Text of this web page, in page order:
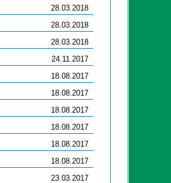
28.03.2018
28.03.2018
28.03.2018
24.11.2017
18.08.2017
18.08.2017
18.08.2017
18.08.2017
18.08.2017
18.08.2017
23.03.2017